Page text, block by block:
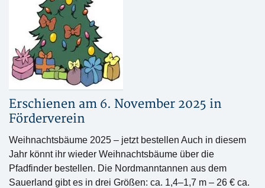
Erschienen am 6. November 2025 in
Förderverein
Weihnachtsbäume 2025 – jetzt bestellen Auch in diesem
Jahr könnt ihr wieder Weihnachtsbäume über die
Pfadfinder bestellen. Die Nordmanntannen aus dem
Sauerland gibt es in drei Größen: ca. 1,4–1,7 m – 26 € ca.